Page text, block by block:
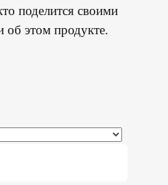
поделится своими
об этом продукте.